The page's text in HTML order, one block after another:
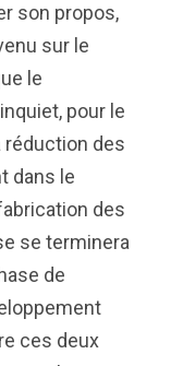
son propos,
sur le
le
pour le
réduction des
dans le
des
se terminera
de
ces deux